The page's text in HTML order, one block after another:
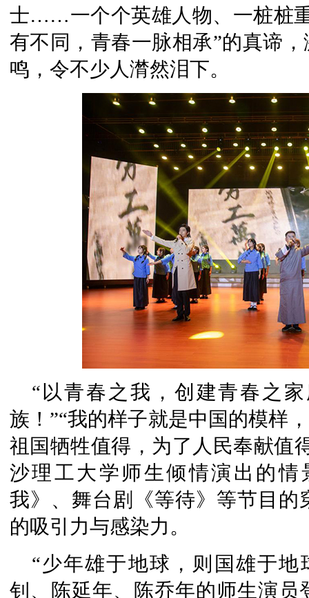
士……一个个英雄人物、一桩桩
有不同，青春一脉相承”的真谛
鸣，令不少人潸然泪下。
“以青春之我，创建青春之
族！”“我的样子就是中国的模样
祖国牺牲值得，为了人民奉献值
沙理工大学师生倾情演出的
我》、舞台剧《等待》等节目
的吸引力与感染力。
“少年雄于地球，则国雄于
钊、陈延年、陈乔年的师生演